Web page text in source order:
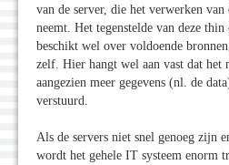
van de server, die het verwerken
neemt. Het tegenstelde van deze
beschikt wel over voldoende
zelf. Hier hangt wel aan vast dat het
aangezien meer gegevens (nl. de
verstuurd.
Als de servers niet snel genoeg zijn
wordt het gehele IT systeem enorm